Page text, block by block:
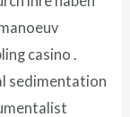
casino .
sedimentation